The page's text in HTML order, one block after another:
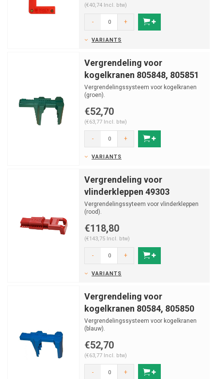
(€40,74 Incl. btw)
- +
VARIANTS
Vergrendeling voor
kogelkranen 805848, 805851
Vergrendelingssysteem voor kogelkranen
(groen).
€52,70
(€63,77 Incl. btw)
- +
VARIANTS
Vergrendeling voor
vlinderkleppen 49303
Vergrendelingssyteem voor vlinderkleppen
(rood).
€118,80
(€143,75 Incl. btw)
- +
VARIANTS
Vergrendeling voor
kogelkranen 80584, 805850
Vergrendelingssysteem voor kogelkranen
(blauw).
€52,70
(€63,77 Incl. btw)
- +